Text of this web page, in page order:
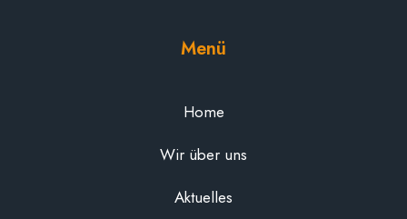
Menü
Home
Wir über uns
Aktuelles